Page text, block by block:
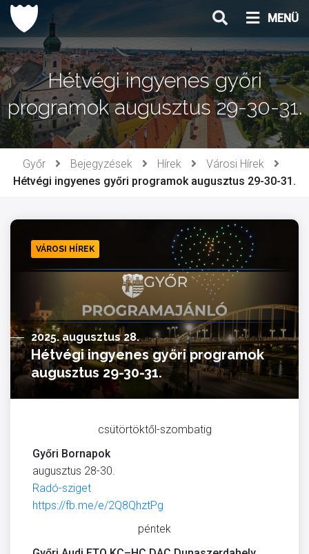
Ugrás
tartalomhoz
MENÜ
Hétvégi ingyenes győri
programok augusztus 29-30-31.
Győr Bejegyzések Hírek
Városi Hírek
Hétvégi ingyenes győri programok augusztus 29-30-31.
VÁROSI HÍREK
2025. augusztus 28.
Hétvégi ingyenes győri programok
augusztus 29-30-31.
csütörtöktől-szombatig
Győri Bornapok
augusztus 28-30.
Radó-sziget
https://fb.me/e/2Q8QhztPg
péntek